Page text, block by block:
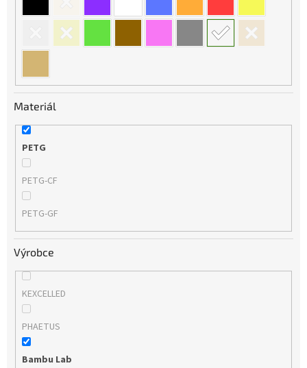
Materiál
PETG
PETG-CF
PETG-GF
Výrobce
KEXCELLED
PHAETUS
Bambu Lab